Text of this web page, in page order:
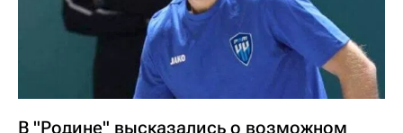
В "Родине" высказались о возможном